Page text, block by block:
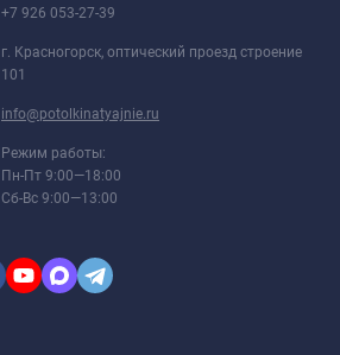
+7 926 053-27-39
г. Красногорск, оптический проезд строение
101
info@potolkinatyajnie.ru
Режим работы:
Пн-Пт 9:00—18:00
Сб-Вс 9:00—13:00